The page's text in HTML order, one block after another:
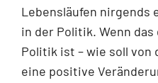
Lebensläufen nirgends
in der Politik. Wenn
Politik ist – wie soll von
eine positive